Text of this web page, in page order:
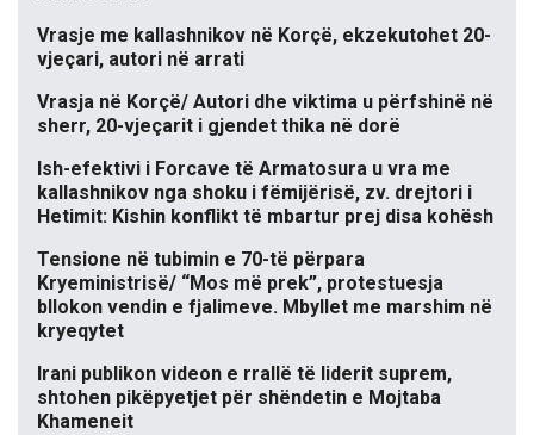
Vrasje me kallashnikov në Korçë, ekzekutohet 20-
vjeçari, autori në arrati
Vrasja në Korçë/ Autori dhe viktima u përfshinë në
sherr, 20-vjeçarit i gjendet thika në dorë
Ish-efektivi i Forcave të Armatosura u vra me
kallashnikov nga shoku i fëmijërisë, zv. drejtori i
Hetimit: Kishin konflikt të mbartur prej disa kohësh
Tensione në tubimin e 70-të përpara
Kryeministrisë/ “Mos më prek”, protestuesja
bllokon vendin e fjalimeve. Mbyllet me marshim në
kryeqytet
Irani publikon videon e rrallë të liderit suprem,
shtohen pikëpyetjet për shëndetin e Mojtaba
Khameneit